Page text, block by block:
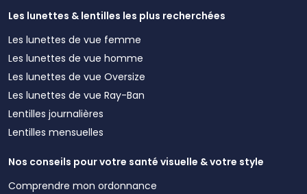
Les lunettes & lentilles les plus recherchées
Les lunettes de vue femme
Les lunettes de vue homme
Les lunettes de vue Oversize
Les lunettes de vue Ray-Ban
Lentilles journalières
Lentilles mensuelles
Nos conseils pour votre santé visuelle & votre style
Comprendre mon ordonnance